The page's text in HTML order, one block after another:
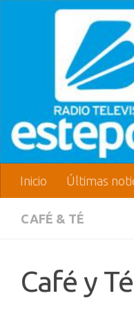
Inicio Últimas
CAFÉ & TÉ
Café y